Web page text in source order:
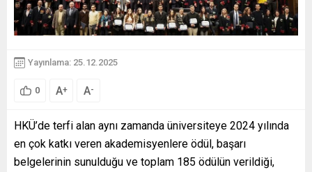
Yayınlama: 25.12.2025
0 A+ A-
HKÜ’de terfi alan aynı zamanda üniversiteye 2024 yılında
en çok katkı veren akademisyenlere ödül, başarı
belgelerinin sunulduğu ve toplam 185 ödülün verildiği,